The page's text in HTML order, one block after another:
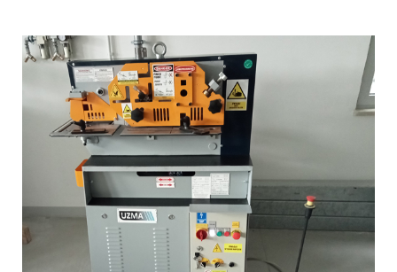
PROMOCJE
AKTUALNOŚCI
SERWIS
FINANSOWANIE
KATALOGI
O FIRMIE